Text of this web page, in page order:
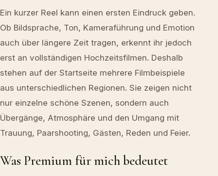
Ein kurzer Reel kann einen ersten Eindruck geben.
Ob Bildsprache, Ton, Kameraführung und Emotion
auch über längere Zeit tragen, erkennt ihr jedoch
erst an vollständigen Hochzeitsfilmen. Deshalb
stehen auf der Startseite mehrere Filmbeispiele
aus unterschiedlichen Regionen. Sie zeigen nicht
nur einzelne schöne Szenen, sondern auch
Übergänge, Atmosphäre und den Umgang mit
Trauung, Paarshooting, Gästen, Reden und Feier.
Was Premium für mich bedeutet